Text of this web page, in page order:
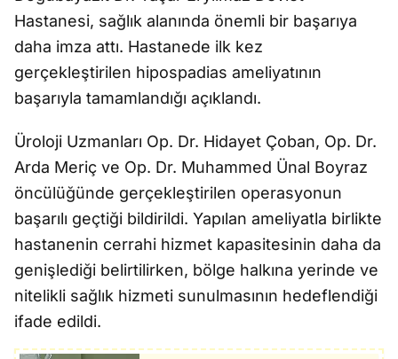
Hastanesi, sağlık alanında önemli bir başarıya
daha imza attı. Hastanede ilk kez
gerçekleştirilen hipospadias ameliyatının
başarıyla tamamlandığı açıklandı.
Üroloji Uzmanları Op. Dr. Hidayet Çoban, Op. Dr.
Arda Meriç ve Op. Dr. Muhammed Ünal Boyraz
öncülüğünde gerçekleştirilen operasyonun
başarılı geçtiği bildirildi. Yapılan ameliyatla birlikte
hastanenin cerrahi hizmet kapasitesinin daha da
genişlediği belirtilirken, bölge halkına yerinde ve
nitelikli sağlık hizmeti sunulmasının hedeflendiği
ifade edildi.